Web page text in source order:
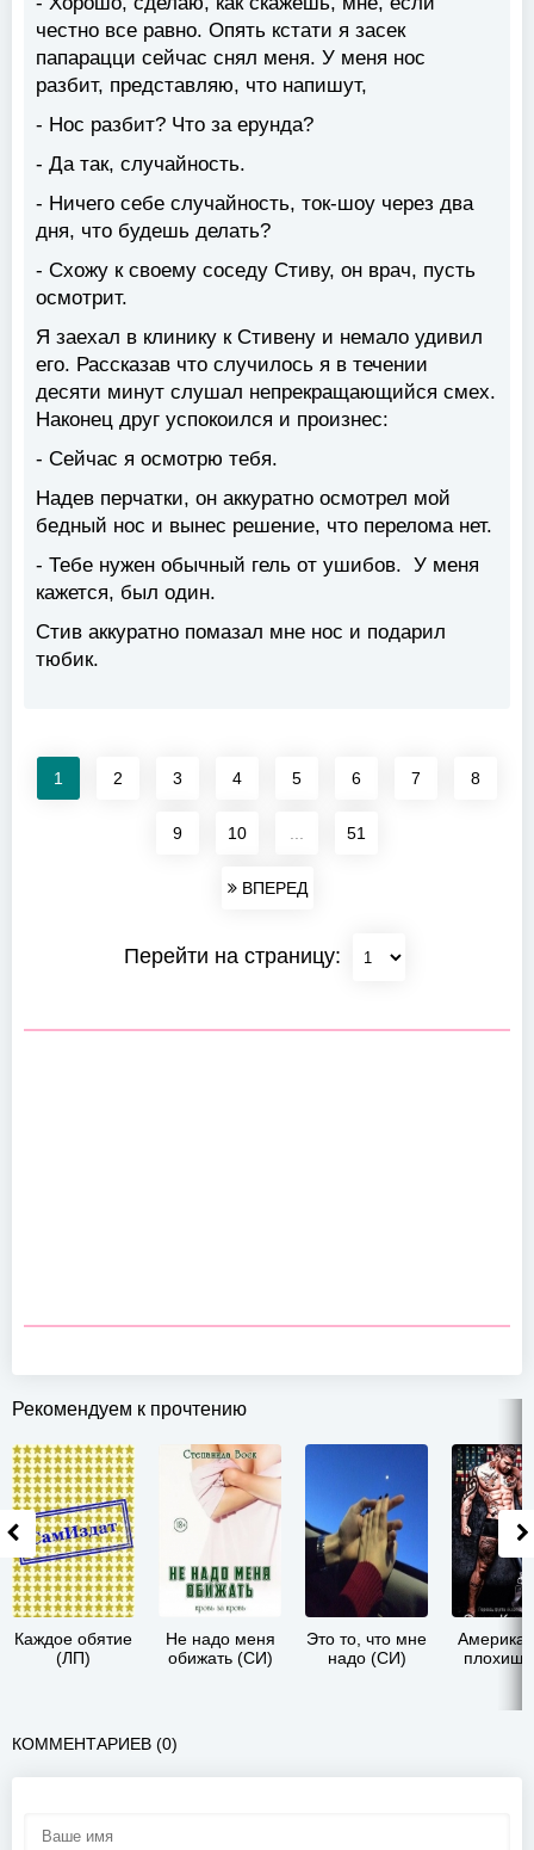
честно все равно. Опять кстати я засек
папарацци сейчас снял меня. У меня нос
разбит, представляю, что напишут,
- Нос разбит? Что за ерунда?
- Да так, случайность.
- Ничего себе случайность, ток-шоу через два
дня, что будешь делать?
- Схожу к своему соседу Стиву, он врач, пусть
осмотрит.
Я заехал в клинику к Стивену и немало удивил
его. Рассказав что случилось я в течении
десяти минут слушал непрекращающийся смех.
Наконец друг успокоился и произнес:
- Сейчас я осмотрю тебя.
Надев перчатки, он аккуратно осмотрел мой
бедный нос и вынес решение, что перелома нет.
- Тебе нужен обычный гель от ушибов. У меня
кажется, был один.
Стив аккуратно помазал мне нос и подарил
тюбик.
1 2 3 4 5 6 7 8
9 10 ... 51
ВПЕРЕД
Перейти на страницу:
Рекомендуем к прочтению
Каждое обятие
(ЛП)
Не надо меня
обижать (СИ)
Это то, что мне
надо (СИ)
плохиш
КОММЕНТАРИЕВ (0)